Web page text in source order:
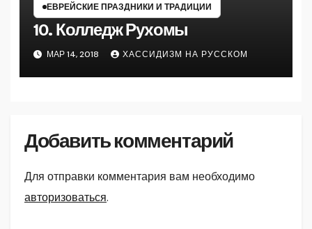
ЕВРЕЙСКИЕ ПРАЗДНИКИ И ТРАДИЦИИ
10. Колледж Руxомы
МАР 14, 2018 ХАССИДИЗМ НА РУССКОМ
Добавить комментарий
Для отправки комментария вам необходимо
авторизоваться.